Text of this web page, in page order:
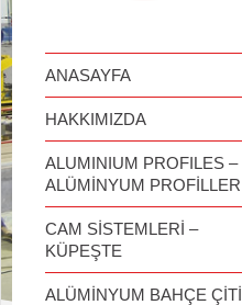
ANASAYFA
HAKKIMIZDA
ALUMINIUM PROFILES –
ALÜMİNYUM PROFİLLER
CAM SİSTEMLERİ –
KÜPEŞTE
ALÜMİNYUM BAHÇE ÇİTİ